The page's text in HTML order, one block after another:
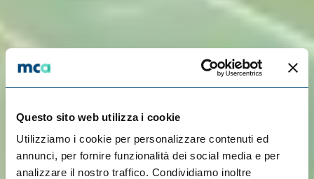
Questo sito web utilizza i cookie
Utilizziamo i cookie per personalizzare contenuti ed
annunci, per fornire funzionalità dei social media e per
analizzare il nostro traffico. Condividiamo inoltre